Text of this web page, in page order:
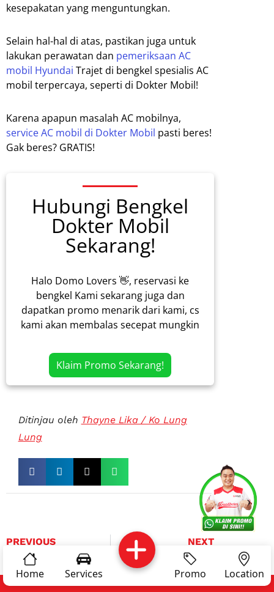
Services Promo About Us
Complain Reservasi Article
Home Services Promo Location
kesepakatan yang menguntungkan.
Selain hal-hal di atas, pastikan juga untuk
lakukan perawatan dan pemeriksaan AC
mobil Hyundai Trajet di bengkel spesialis AC
mobil terpercaya, seperti di Dokter Mobil!
Karena apapun masalah AC mobilnya,
service AC mobil di Dokter Mobil pasti beres!
Gak beres? GRATIS!
Hubungi Bengkel
Dokter Mobil
Sekarang!
Halo Domo Lovers 👋, reservasi ke
bengkel Kami sekarang juga dan
dapatkan promo menarik dari kami, cs
kami akan membalas secepat mungkin
Klaim Promo Sekarang!
Ditinjau oleh Thayne Lika / Ko Lung
Lung
PREVIOUS NEXT